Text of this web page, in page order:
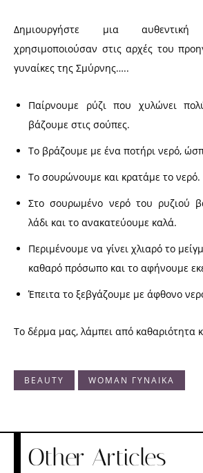
Δημιουργήστε μια
χρησιμοποιούσαν στις αρχές του
γυναίκες της Σμύρνης…..
Παίρνουμε ρύζι που χυλώνει
βάζουμε στις σούπες.
Το βράζουμε με ένα ποτήρι νερό,
Το σουρώνουμε και κρατάμε το νερό.
Στο σουρωμένο νερό του ρυζιού
λάδι και το ανακατεύουμε καλά.
Περιμένουμε να γίνει χλιαρό το
καθαρό πρόσωπο και το αφήνουμε
Έπειτα το ξεβγάζουμε με άφθονο
Το δέρμα μας, λάμπει από καθαριότητα
BEAUTY WOMAN ΓΥΝΑΙΚΑ
Other Articles